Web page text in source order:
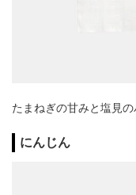
たまねぎの甘みと塩見
にんじん